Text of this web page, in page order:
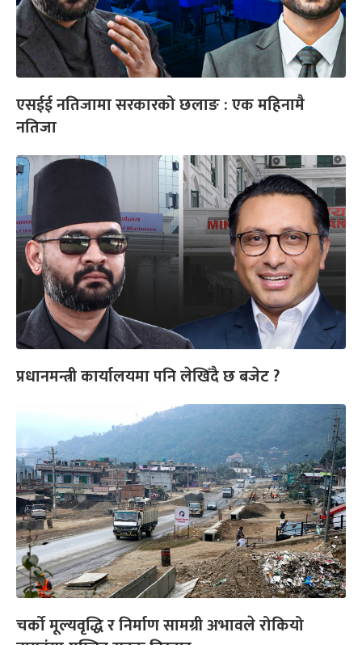
एसईई नतिजामा सरकारको छलाङ : एक महिनामै
नतिजा
प्रधानमन्त्री कार्यालयमा पनि लेखिँदै छ बजेट ?
चर्को मूल्यवृद्धि र निर्माण सामग्री अभावले रोकियो